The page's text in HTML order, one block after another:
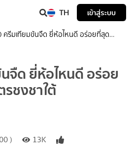
TH เข้าสู่ระบบ
ครีมเทียมข้นจืด ยี่ห้อไหนดี อร่อยที่สุด
จืด ยี่ห้อไหนดี อร่อย
ชงชาใต้
)
13K